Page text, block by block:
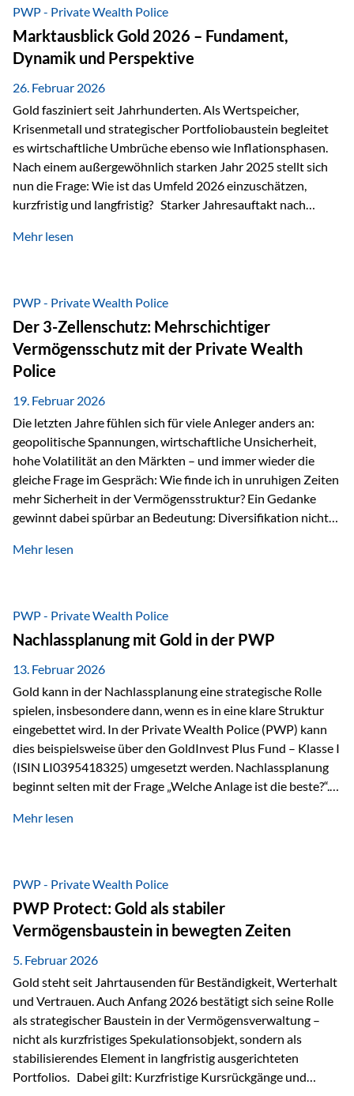
unbürokratisch übertragen, ohne ausschließlich auf ein
Testament angewiesen zu sein? Wenn klassische Lösungen
nicht ausreichen Traditionelle Nachlassregelungen stoßen
oft…
PWP - Private Wealth Police
Marktausblick Gold 2026 – Fundament,
Dynamik und Perspektive
26. Februar 2026
Gold fasziniert seit Jahrhunderten. Als Wertspeicher,
Krisenmetall und strategischer Portfoliobaustein begleitet
es wirtschaftliche Umbrüche ebenso wie Inflationsphasen.
Nach einem außergewöhnlich starken Jahr 2025 stellt sich
nun die Frage: Wie ist das Umfeld 2026 einzuschätzen,
kurzfristig und langfristig? Starker Jahresauftakt nach
Dynamik in das Jahr 2026 gestartet. Zwischen dem
Währungen: +11,5 % Bereits 2025 war ein außergewöhnlich
starkes Jahr: +64,4 % in USD Durchschnitt über alle
Währungen: +56,6 % Langfristig zeigt sich ebenfalls ein
solides…
Mehr lesen
PWP - Private Wealth Police
Der 3-Zellenschutz: Mehrschichtiger
Vermögensschutz mit der Private Wealth
Police
19. Februar 2026
Die letzten Jahre fühlen sich für viele Anleger anders an:
geopolitische Spannungen, wirtschaftliche Unsicherheit,
hohe Volatilität an den Märkten – und immer wieder die
gleiche Frage im Gespräch: Wie finde ich in unruhigen Zeiten
mehr Sicherheit in der Vermögensstruktur? Ein Gedanke
gewinnt dabei spürbar an Bedeutung: Diversifikation nicht
Wer Vermögen ausschließlich in einem Rechtsraum
Liechtenstein eine Rolle spielen: außerhalb der EU, ohne
Euro, mit einem eigenständigen Rechts- und Finanzplatz.
Und genau an dieser Stelle setzt der 3-Zellenschutz an –…
Mehr lesen
PWP - Private Wealth Police
Nachlassplanung mit Gold in der PWP
13. Februar 2026
Gold kann in der Nachlassplanung eine strategische Rolle
spielen, insbesondere dann, wenn es in eine klare Struktur
eingebettet wird. In der Private Wealth Police (PWP) kann
dies beispielsweise über den GoldInvest Plus Fund – Klasse I
(ISIN LI0395418325) umgesetzt werden. Nachlassplanung
beginnt selten mit der Frage „Welche Anlage ist die beste?“.
was bekommen – wann – und in welcher Struktur?Und vor
bei größeren Vermögen ist das entscheidend.
Mehr lesen
PWP - Private Wealth Police
PWP Protect: Gold als stabiler
Vermögensbaustein in bewegten Zeiten
5. Februar 2026
Gold steht seit Jahrtausenden für Beständigkeit, Werterhalt
und Vertrauen. Auch Anfang 2026 bestätigt sich seine Rolle
als strategischer Baustein in der Vermögensverwaltung –
nicht als kurzfristiges Spekulationsobjekt, sondern als
stabilisierendes Element in langfristig ausgerichteten
Portfolios. Dabei gilt: Kurzfristige Kursrückgänge und